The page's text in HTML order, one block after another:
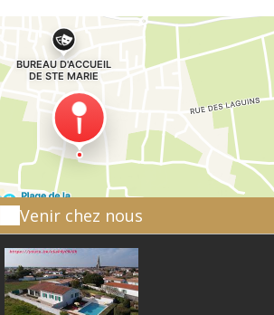
Venir chez nous